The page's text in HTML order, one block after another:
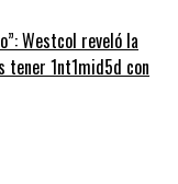
Westcol reveló la
1nt1mid5d con